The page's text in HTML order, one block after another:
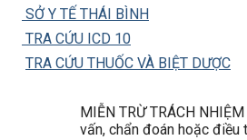
SỞ Y TẾ THÁI BÌNH
TRA CỨU ICD 10
TRA CỨU THUỐC VÀ BIỆT DƯỢC
MIỄN TRỪ TRÁCH
vấn, chẩn đoán hoặc